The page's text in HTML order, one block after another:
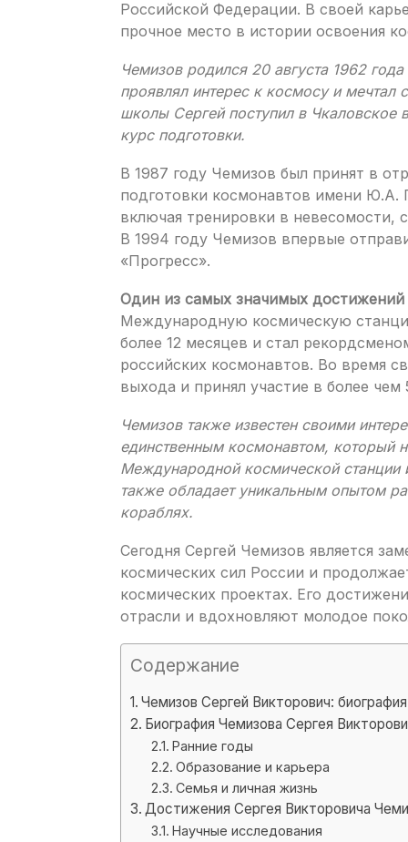
Российской Федерации. В своей
прочное место в истории освоения
Чемизов родился 20 августа 1962
проявлял интерес к космосу и мечтал
школы Сергей поступил в
курс подготовки.
В 1987 году Чемизов был принят в
подготовки космонавтов имени Ю.А.
включая тренировки в невесомости,
В 1994 году Чемизов впервые
«Прогресс».
Один из самых значимых
Международную космическую
более 12 месяцев и стал
российских космонавтов. Во время
выхода и принял участие в более
Чемизов также известен своими
единственным космонавтом, который
Международной космической станции
также обладает уникальным опытом
кораблях.
Сегодня Сергей Чемизов является
космических сил России и
космических проектах. Его
отрасли и вдохновляют молодое
Содержание
Чемизов Сергей Викторович:
Биография Чемизова Сергея
Ранние годы
Образование и карьера
Семья и личная жизнь
Достижения Сергея Викторовича
Научные исследования